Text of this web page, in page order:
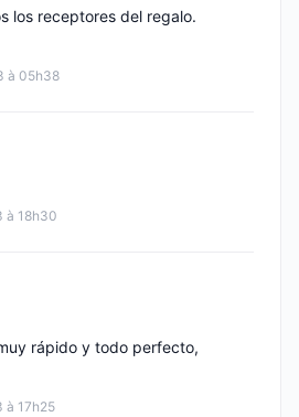
à 05h38
los receptores del regalo.
à 18h30
à 17h25
rápido y todo perfecto,